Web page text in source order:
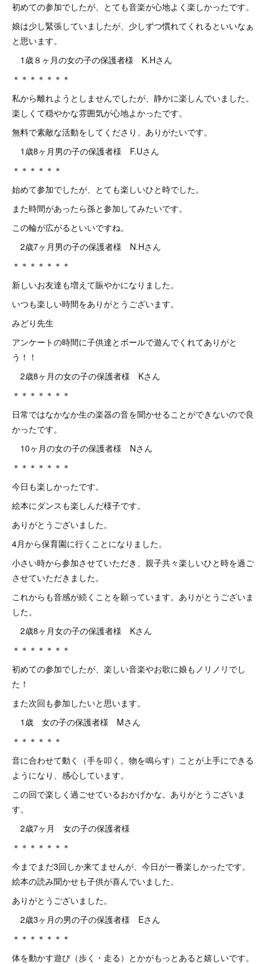
初めての参加でしたが、とても音楽が心地よく楽しかったです。
娘は少し緊張していましたが、少しずつ慣れてくれるといいなぁ
と思います。
1歳８ヶ月の女の子の保護者様 K.Hさん
＊＊＊＊＊＊＊
私から離れようとしませんでしたが、静かに楽しんでいました。
楽しくて穏やかな雰囲気が心地よかったです。
無料で素敵な活動をしてくださり、ありがたいです。
1歳8ヶ月男の子の保護者様 F.Uさん
＊＊＊＊＊＊
始めて参加でしたが、とても楽しいひと時でした。
また時間があったら孫と参加してみたいです。
この輪が広がるといいですね。
2歳7ヶ月男の子の保護者様 N.Hさん
＊＊＊＊＊＊＊
新しいお友達も増えて賑やかになりました。
いつも楽しい時間をありがとうございます。
みどり先生
アンケートの時間に子供達とボールで遊んでくれてありがと
う！！
2歳8ヶ月の女の子の保護者様 Kさん
＊＊＊＊＊＊＊
日常ではなかなか生の楽器の音を聞かせることができないので良
かったです。
10ヶ月の女の子の保護者様 Nさん
＊＊＊＊＊＊＊
今日も楽しかったです。
絵本にダンスも楽しんだ様子です。
ありがとうございました。
4月から保育園に行くことになりました。
小さい時から参加させていただき、親子共々楽しいひと時を過ご
させていただきました。
これからも音感が続くことを願っています。ありがとうございま
した。
2歳8ヶ月女の子の保護者様 Kさん
＊＊＊＊＊＊＊
初めての参加でしたが、楽しい音楽やお歌に娘もノリノリでし
た！
また次回も参加したいと思います。
1歳 女の子の保護者様 Mさん
＊＊＊＊＊＊
音に合わせて動く（手を叩く。物を鳴らす）ことが上手にできる
ようになり、感心しています。
この回で楽しく過ごせているおかげかな。ありがとうございま
す。
2歳7ヶ月 女の子の保護者様
＊＊＊＊＊＊＊
今までまだ3回しか来てませんが、今日が一番楽しかったです。
絵本の読み聞かせも子供が喜んでいました。
ありがとうございました。
2歳3ヶ月の男の子の保護者様 Eさん
＊＊＊＊＊＊＊
体を動かす遊び（歩く・走る）とかがもっとあると嬉しいです。